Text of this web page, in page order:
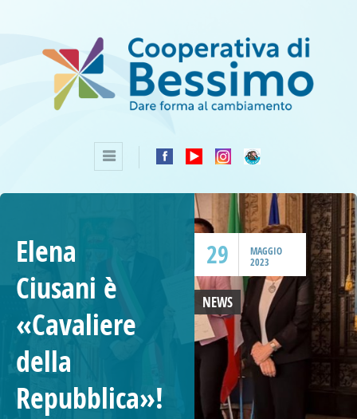
29
MAGGIO
2023
Elena
Ciusani è
«Cavaliere
della
Repubblica»!
NEWS